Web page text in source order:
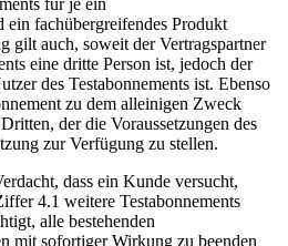
für je ein
ein fachübergreifendes Produkt
gilt auch, soweit der Vertragspartner
eine dritte Person ist, jedoch der
des Testabonnements ist. Ebenso
zu dem alleinigen Zweck
der die Voraussetzungen des
zur Verfügung zu stellen.
dass ein Kunde versucht,
4.1 weitere Testabonnements
alle bestehenden
mit sofortiger Wirkung zu beenden